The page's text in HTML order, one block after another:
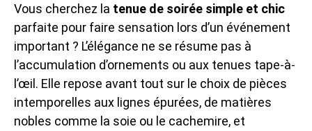
Vous cherchez la tenue de soirée simple et chic
parfaite pour faire sensation lors d’un événement
important ? L’élégance ne se résume pas à
l’accumulation d’ornements ou aux tenues tape-à-
l’œil. Elle repose avant tout sur le choix de pièces
intemporelles aux lignes épurées, de matières
nobles comme la soie ou le cachemire, et